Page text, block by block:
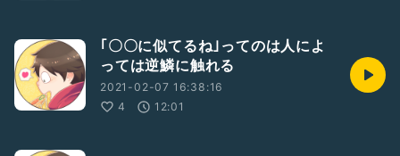
｢〇〇に似てるね｣ってのは人によ
っては逆鱗に触れる
2021-02-07 16:38:16
4
12:01